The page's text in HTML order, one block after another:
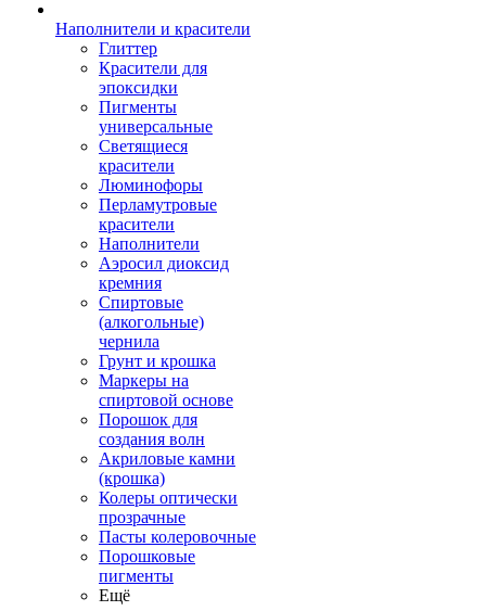
Наполнители и красители
Глиттер
Красители для
эпоксидки
Пигменты
универсальные
Светящиеся
красители
Люминофоры
Перламутровые
красители
Наполнители
Аэросил диоксид
кремния
Спиртовые
(алкогольные)
чернила
Грунт и крошка
Маркеры на
спиртовой основе
Порошок для
создания волн
Акриловые камни
(крошка)
Колеры оптически
прозрачные
Пасты колеровочные
Порошковые
пигменты
Ещё